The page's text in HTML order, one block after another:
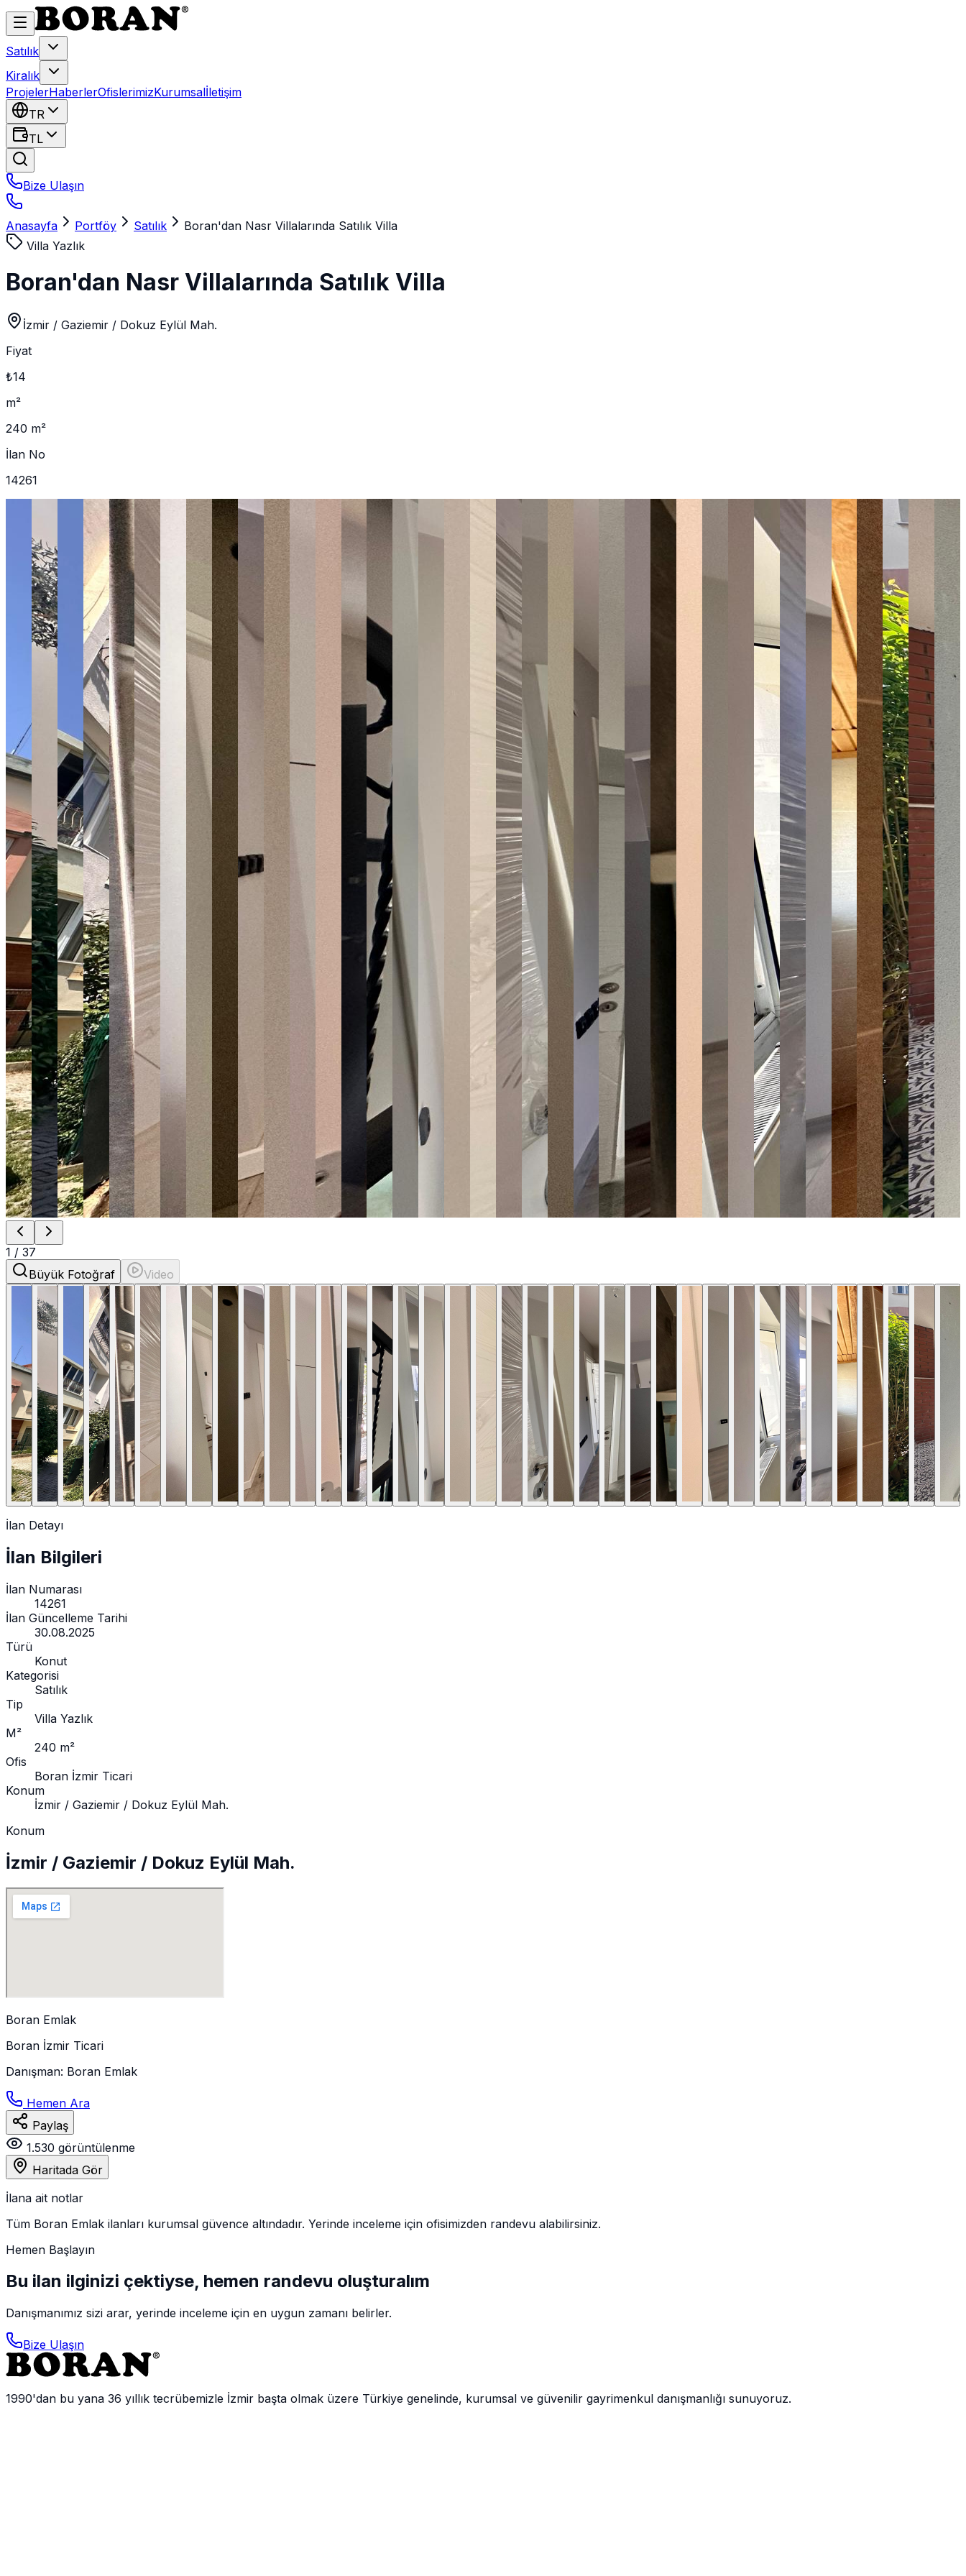
Satılık
Kiralık
ProjelerHaberlerOfislerimizKurumsalİletişim
TR
TL
Bize Ulaşın
Anasayfa Portföy Satılık
Boran'dan Nasr Villalarında Satılık Villa
Villa Yazlık
Boran'dan Nasr Villalarında Satılık Villa
İzmir / Gaziemir / Dokuz Eylül Mah.
Fiyat
₺14
m²
240 m²
İlan No
14261
1 / 37
Büyük Fotoğraf
Video
İlan Detayı
İlan Bilgileri
İlan Numarası
14261
İlan Güncelleme Tarihi
30.08.2025
Türü
Konut
Kategorisi
Satılık
Tip
Villa Yazlık
M²
240 m²
Ofis
Boran İzmir Ticari
Konum
İzmir / Gaziemir / Dokuz Eylül Mah.
Konum
İzmir / Gaziemir / Dokuz Eylül Mah.
Boran Emlak
Boran İzmir Ticari
Danışman: Boran Emlak
Hemen Ara
Paylaş
1.530 görüntülenme
Haritada Gör
İlana ait notlar
Tüm Boran Emlak ilanları kurumsal güvence altındadır. Yerinde inceleme için ofisimizden randevu alabilirsiniz.
Hemen Başlayın
Bu ilan ilginizi çektiyse, hemen randevu oluşturalım
Danışmanımız sizi arar, yerinde inceleme için en uygun zamanı belirler.
Bize Ulaşın
1990'dan bu yana 36 yıllık tecrübemizle İzmir başta olmak üzere Türkiye genelinde, kurumsal ve güvenilir gayrimenkul danışmanlığı sunuyoruz.